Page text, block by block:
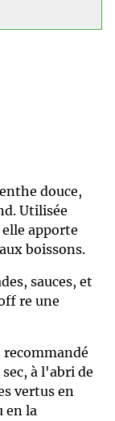
douce,
Utilisée
apporte
boissons.
sauces, et
re une
recommandé
à l'abri de
vertus en
en la